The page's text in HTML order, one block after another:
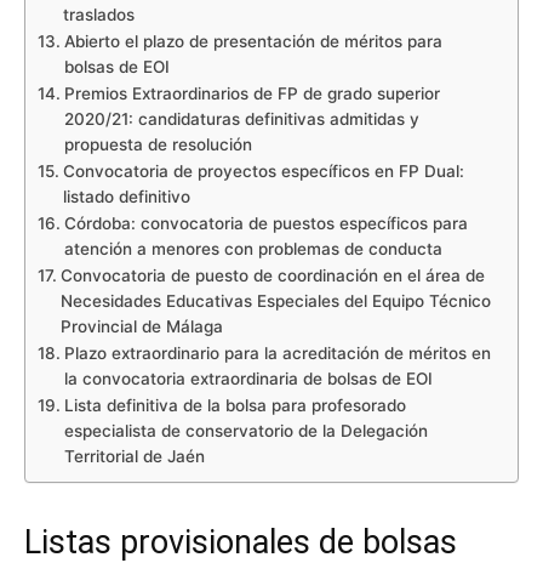
traslados
Abierto el plazo de presentación de méritos para
bolsas de EOI
Premios Extraordinarios de FP de grado superior
2020/21: candidaturas definitivas admitidas y
propuesta de resolución
Convocatoria de proyectos específicos en FP Dual:
listado definitivo
Córdoba: convocatoria de puestos específicos para
atención a menores con problemas de conducta
Convocatoria de puesto de coordinación en el área de
Necesidades Educativas Especiales del Equipo Técnico
Provincial de Málaga
Plazo extraordinario para la acreditación de méritos en
la convocatoria extraordinaria de bolsas de EOI
Lista definitiva de la bolsa para profesorado
especialista de conservatorio de la Delegación
Territorial de Jaén
Listas provisionales de bolsas